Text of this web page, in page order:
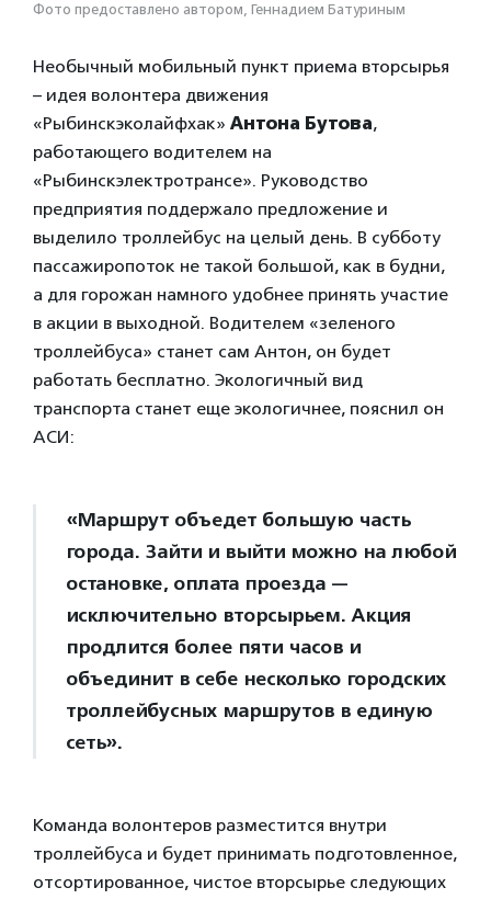
Фото предоставлено автором, Геннадием Батуриным
Необычный мобильный пункт приема вторсырья
– идея волонтера движения
«Рыбинскэколайфхак» Антона Бутова,
работающего водителем на
«Рыбинскэлектротрансе». Руководство
предприятия поддержало предложение и
выделило троллейбус на целый день. В субботу
пассажиропоток не такой большой, как в будни,
а для горожан намного удобнее принять участие
в акции в выходной. Водителем «зеленого
троллейбуса» станет сам Антон, он будет
работать бесплатно. Экологичный вид
транспорта станет еще экологичнее, пояснил он
АСИ:
«Маршрут объедет большую часть
города. Зайти и выйти можно на любой
остановке, оплата проезда —
исключительно вторсырьем. Акция
продлится более пяти часов и
объединит в себе несколько городских
троллейбусных маршрутов в единую
сеть».
Команда волонтеров разместится внутри
троллейбуса и будет принимать подготовленное,
отсортированное, чистое вторсырье следующих